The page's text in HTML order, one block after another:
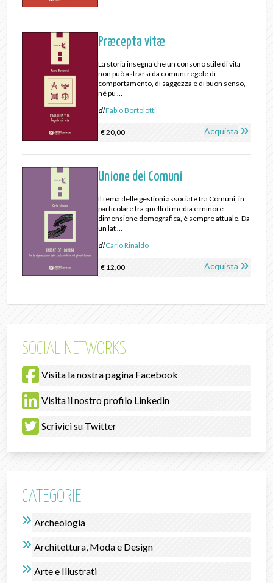
Præcepta vitæ
La storia insegna che un consono stile di vita
non può astrarsi da comuni regole di
comportamento, di saggezza e di buon senso,
né pu ...
diFabio Bortolotti
€ 20,00 Acquista
Unione dei Comuni
Il tema delle gestioni associate tra Comuni, in
particolare tra quelli di media e minore
dimensione demografica, è sempre attuale. Da
un lat ...
diCarlo Rinaldo
€ 12,00 Acquista
SOCIAL NETWORKS
Visita la nostra pagina Facebook
Visita il nostro profilo Linkedin
Scrivici su Twitter
CATEGORIE
Archeologia
Architettura, Moda e Design
Arte e Illustrati